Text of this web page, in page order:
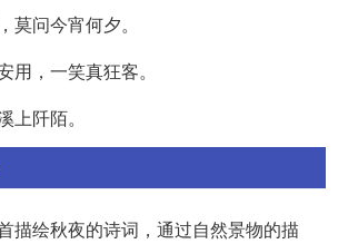
莫问今宵何夕。
用，一笑真狂客。
上阡陌。
描绘秋夜的诗词，通过自然景物的描